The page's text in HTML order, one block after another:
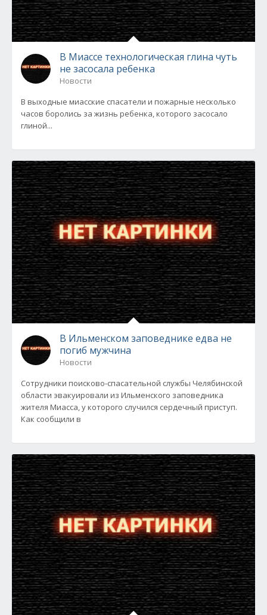
В Миассе технологическая глина чуть
не засосала ребенка
Новости
В выходные миасские спасатели и пожарные несколько
часов боролись за жизнь ребенка, которого засосало
глиной...
В Ильменском заповеднике едва не
погиб мужчина
Новости
Сотрудники поисково-спасательной службы Челябинской
области эвакуировали из Ильменского заповедника
жителя Миасса, у которого случился сердечный приступ.
Как сообщили в